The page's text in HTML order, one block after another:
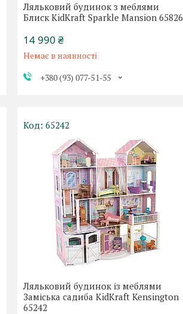
Ляльковий будинок з меблями
Блиск KidKraft Sparkle Mansion 65826
14 990 ₴
Немає в наявності
+380 (93) 077-51-55
65242
Ляльковий будинок із меблями
Заміська садиба KidKraft Kensington
65242